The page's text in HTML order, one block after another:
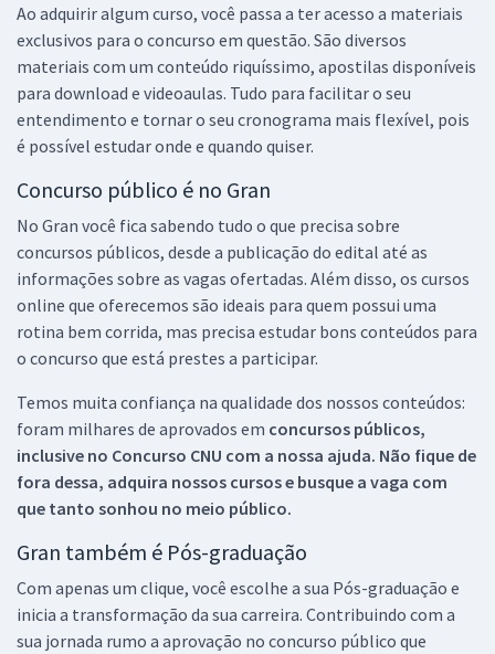
Ao adquirir algum curso, você passa a ter acesso a materiais
exclusivos para o concurso em questão. São diversos
materiais com um conteúdo riquíssimo, apostilas disponíveis
para download e videoaulas. Tudo para facilitar o seu
entendimento e tornar o seu cronograma mais flexível, pois
é possível estudar onde e quando quiser.
Concurso público é no Gran
No Gran você fica sabendo tudo o que precisa sobre
concursos públicos, desde a publicação do edital até as
informações sobre as vagas ofertadas. Além disso, os cursos
online que oferecemos são ideais para quem possui uma
rotina bem corrida, mas precisa estudar bons conteúdos para
o concurso que está prestes a participar.
Temos muita confiança na qualidade dos nossos conteúdos:
foram milhares de aprovados em concursos públicos,
inclusive no Concurso CNU com a nossa ajuda. Não fique de
fora dessa, adquira nossos cursos e busque a vaga com
que tanto sonhou no meio público.
Gran também é Pós-graduação
Com apenas um clique, você escolhe a sua Pós-graduação e
inicia a transformação da sua carreira. Contribuindo com a
sua jornada rumo a aprovação no concurso público que